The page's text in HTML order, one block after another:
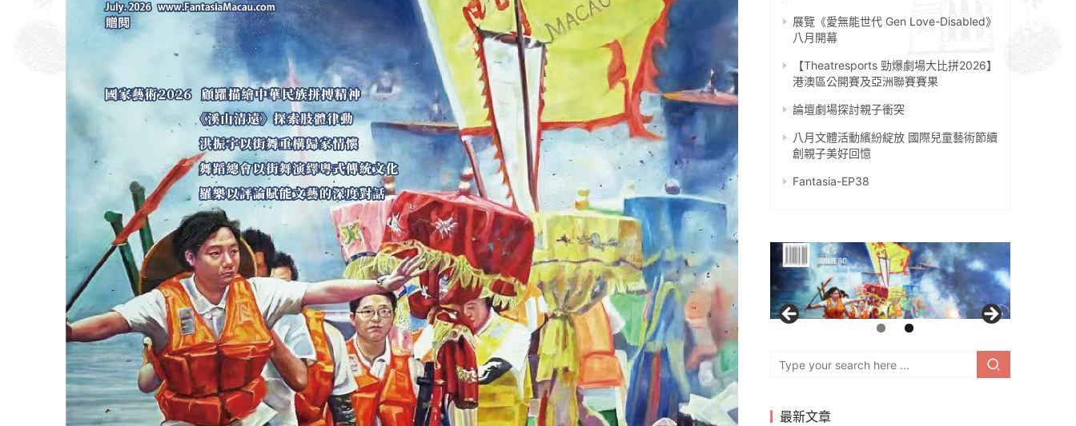
展覽《愛無能世代 Gen Love-Disabled》
八月開幕
【Theatresports 勁爆劇場大比拼2026】
港澳區公開賽及亞洲聯賽賽果
論壇劇場探討親子衝突
八月文體活動繽紛綻放 國際兒童藝術節續
創親子美好回憶
Fantasia-EP38
最新文章